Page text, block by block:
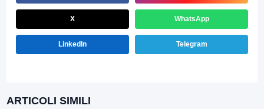
X WhatsApp
LinkedIn Telegram
ARTICOLI SIMILI